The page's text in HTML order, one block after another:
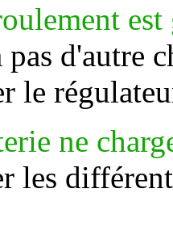
d'autre
le
ne
les